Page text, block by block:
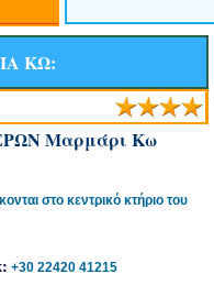
ΚΩ:
Mαρμάρι Κω
στο κεντρικό κτήριο του
+30 22420 41215